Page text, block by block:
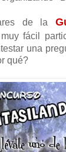
de la
fácil
una
qué?